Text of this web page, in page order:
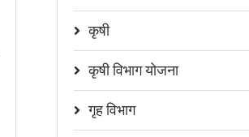
कृषी
कृषी विभाग योजना
गृह विभाग